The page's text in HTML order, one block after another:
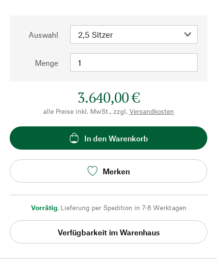
Auswahl
Menge
3.640,00 €
alle Preise inkl. MwSt., zzgl. Versandkosten
In den Warenkorb
Merken
Vorrätig, Lieferung per Spedition in 7-8 Werktagen
Verfügbarkeit im Warenhaus